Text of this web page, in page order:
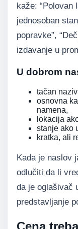
kaže: “Polovan
jednosoban
popravke”,
izdavanje u
U dobrom
tačan
osnovna
namena,
lokacija
stanje ako
kratka, ali
Kada je naslov
odlučiti da li
da je oglašivač
predstavljanje
Cena